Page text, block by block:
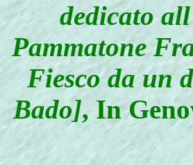
dedicato
Pammatone
Fiesco da un
Bado], In